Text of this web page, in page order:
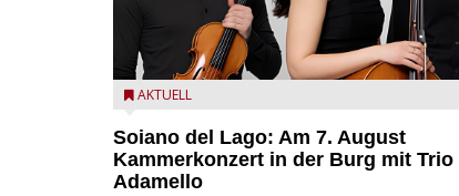
Trio Adamello
AKTUELL
Soiano del Lago: Am 7. August
Kammerkonzert in der Burg mit Trio
Adamello